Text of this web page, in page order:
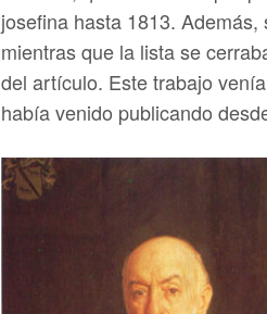
josefina hasta 1813.
mientras que la lista se
del artículo. Este trabajo
había venido publicando